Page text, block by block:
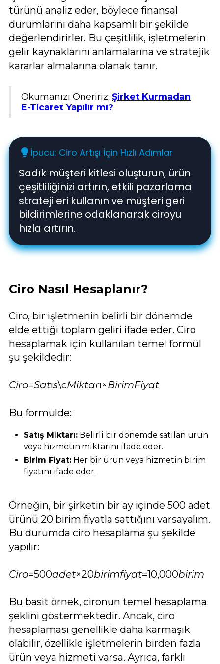
türünü analiz eder, böylece finansal
durumlarını daha kapsamlı bir şekilde
değerlendirirler. Bu çeşitlilik, işletmelerin
gelir kaynaklarını anlamalarına ve stratejik
kararlar almalarına olanak tanır.
Okumanızı Öneririz;Şirket Kurmadan
E-Ticaret Yapılır mı?
lightbulb İpucu: Ciro Artışı İçin Hızlı Adımlar
Sadık müşteri kitlesi oluşturun, ürün
çeşitliliğinizi artırın, etkili pazarlama
stratejileri kullanın ve müşteri geri
bildirimlerine odaklanarak ciroyu
hızla artırın.
Ciro Nasıl Hesaplanır?
Ciro, bir işletmenin belirli bir dönemde
elde ettiği toplam geliri ifade eder. Ciro
hesaplamak için kullanılan temel formül
şu şekildedir:
Ciro=Satıs\c​Miktarı×BirimFiyat
Bu formülde:
Satış Miktarı: Belirli bir dönemde satılan ürün
veya hizmetin miktarını ifade eder.
Birim Fiyat: Her bir ürün veya hizmetin birim
fiyatını ifade eder.
Örneğin, bir şirketin bir ay içinde 500 adet
ürünü 20 birim fiyatla sattığını varsayalım.
Bu durumda ciro hesaplama şu şekilde
yapılır:
Ciro=500adet×20birimfiyat=10,000birim
Bu basit örnek, cironun temel hesaplama
şeklini göstermektedir. Ancak, ciro
hesaplaması genellikle daha karmaşık
olabilir, özellikle işletmelerin birden fazla
ürün veya hizmeti varsa. Ayrıca, farklı